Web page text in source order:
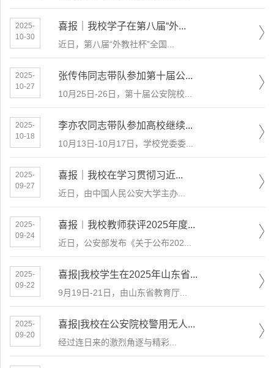
2025-
10-30
喜报｜我校学子在第八届“外...
近日，第八届“外教社杯”全国...
2025-
10-27
张传伟同志带队参加第十届公...
10月25日-26日，第十届公安院校...
2025-
10-18
李亦农同志带队参加高校继续...
10月13日-10月17日，学校党委委...
2025-
09-27
​喜报｜我校在学习贯彻习近...
近日，由中国人民公安大学主办...
2025-
09-24
喜报︱我校教师获评2025年度...
近日，公安部发布《关于公布202...
2025-
09-22
喜报|我校学生在2025年山东省...
9月19日-21日，由山东省教育厅...
2025-
09-20
喜报|我校在公安院校警用无人...
​经过连日来的激烈角逐与精彩...